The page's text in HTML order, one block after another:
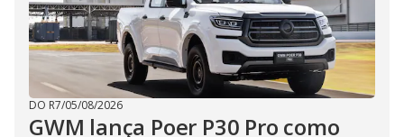
DO R7/05/08/2026
GWM lança Poer P30 Pro como